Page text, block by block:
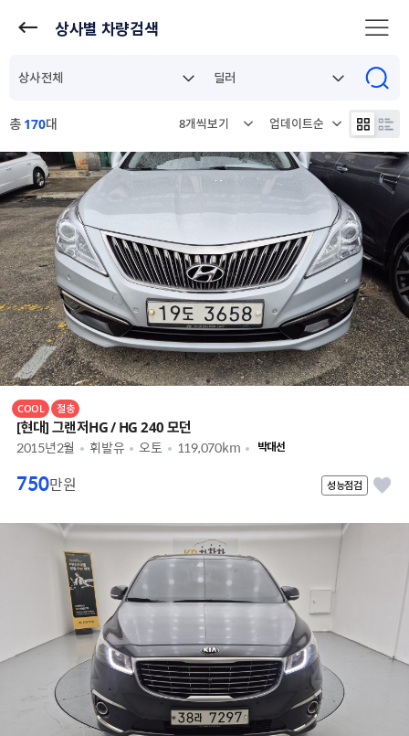
상사별 차량검색
총 170대
COOL 절충
[현대] 그랜저HG / HG 240 모던
2015년2월 휘발유 오토 119,070km 박대선
성능점검
750만원